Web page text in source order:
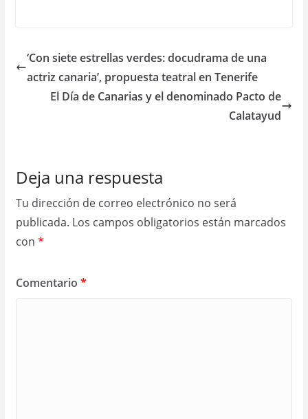
‘Con siete estrellas verdes: docudrama de una
actriz canaria’, propuesta teatral en Tenerife
El Día de Canarias y el denominado Pacto de
Calatayud
Deja una respuesta
Tu dirección de correo electrónico no será
publicada. Los campos obligatorios están marcados
con *
Comentario *